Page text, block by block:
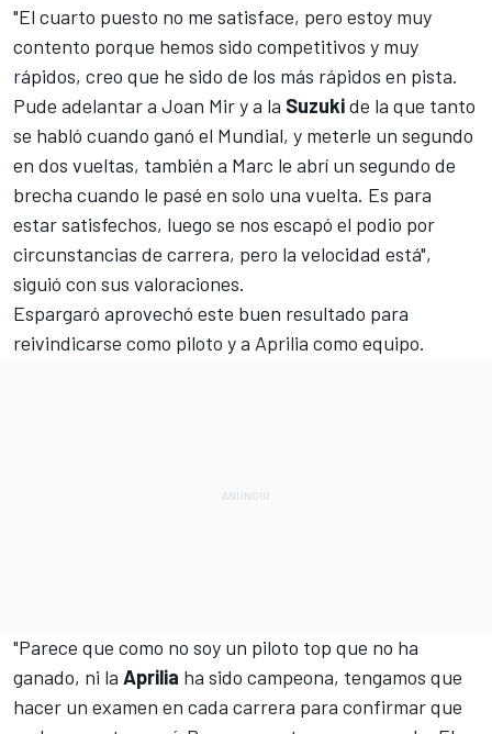
"El cuarto puesto no me satisface, pero estoy muy
contento porque hemos sido competitivos y muy
rápidos, creo que he sido de los más rápidos en pista.
Pude adelantar a Joan Miry a la Suzukide la que tanto
se habló cuando ganó el Mundial, y meterle un segundo
en dos vueltas, también a Marc le abrí un segundo de
brecha cuando le pasé en solo una vuelta. Es para
estar satisfechos, luego se nos escapó el podio por
circunstancias de carrera, pero la velocidad está",
siguió con sus valoraciones.
Espargaró aprovechó este buen resultado para
reivindicarse como piloto y a Aprilia como equipo.
"Parece que como no soy un piloto top que no ha
ganado, ni la Aprilia ha sido campeona, tengamos que
hacer un examen en cada carrera para confirmar que